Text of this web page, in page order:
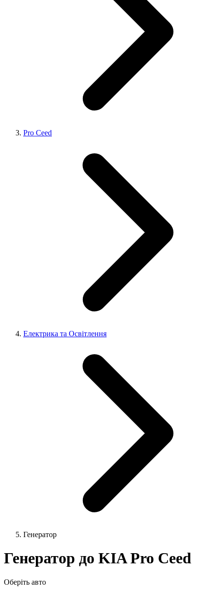
Pro Ceed
Електрика та Освітлення
Генератор
Генератор до KIA Pro Ceed
Оберіть авто